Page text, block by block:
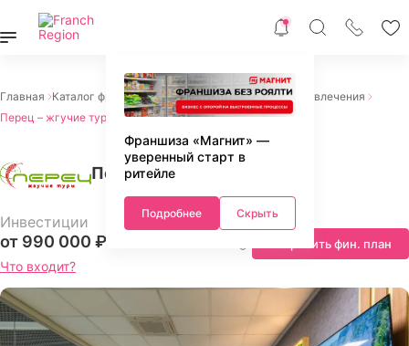
Франшиза «Магнит» —
уверенный старт в
ритейле
Подробнее Скрыть
Главная Каталог франшиз Франшизы услуг Отдых и развлечения
Перец – жгучие туры
Перец – жгучие туры
Инвестиции
от 990 000 ₽
Что входит?
Запросить фин. план